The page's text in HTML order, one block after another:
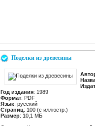
Поделки из древесины
Год издания: 1989
Формат: PDF
Язык: русский
Cтраниц: 100 (с иллюстр.)
Размер: 10,1 МБ